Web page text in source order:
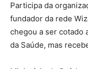
Participa da
fundador da rede
chegou a ser cotado
da Saúde, mas